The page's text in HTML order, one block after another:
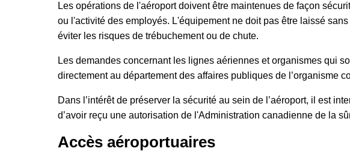
Les opérations de l'aéroport doivent être maintenues de façon
ou l'activité des employés. L'équipement ne doit pas être laissé
éviter les risques de trébuchement ou de chute.
Les demandes concernant les lignes aériennes et organismes qui
directement au département des affaires publiques de l’organisme
Dans l’intérêt de préserver la sécurité au sein de l’aéroport, il est
d’avoir reçu une autorisation de l'Administration canadienne de la
Accès aéroportuaires